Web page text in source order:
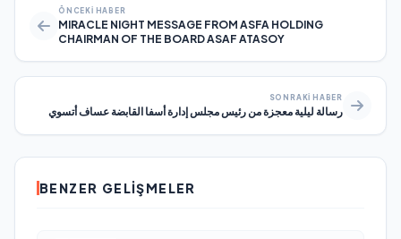
ÖNCEKI HABER
MIRACLE NIGHT MESSAGE FROM ASFA HOLDING
CHAIRMAN OF THE BOARD ASAF ATASOY
SONRAKI HABER
رسالة ليلية معجزة من رئيس مجلس إدارة أسفا القابضة عساف أتسوي
BENZER GELIŞMELER